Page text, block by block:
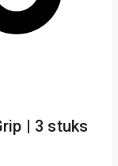
| 3 stuks